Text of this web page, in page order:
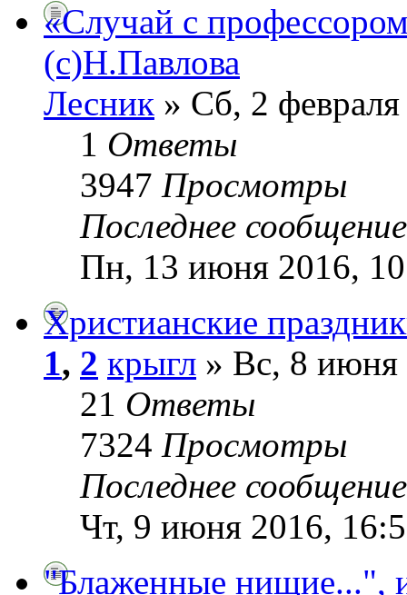
«Случай с
(с)Н.Павлова
Лесник » Сб, 2
1 Ответы
3947 Просмотры
Последнее
Пн, 13 июня 2016,
Христианские
1, 2 крыгл » Вс, 8 июня
21 Ответы
7324 Просмотры
Последнее
Чт, 9 июня 2016,
"Блаженные нищие...",